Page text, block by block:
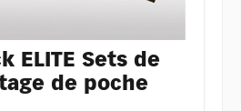
ELITE Sets de
de poche